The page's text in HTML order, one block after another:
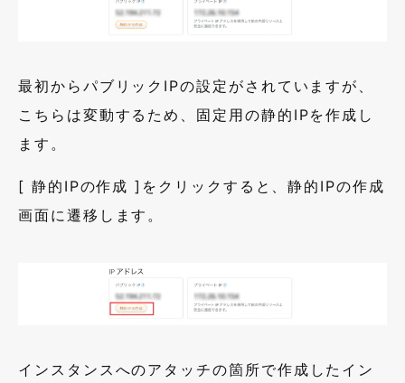
最初からパブリック IPの設定がされていますが、
こちらは変動するため、固定用の静的
IPを作成し
ます。
[ 静的 IPの作成 ]をクリックすると、静的 IPの作成
画面に遷移します。
インスタンスへのアタッチの箇所で作成したイン